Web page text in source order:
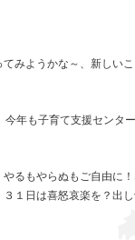
みようかな～、新しい
年も子育て支援センタ
るもやらぬもご自由に
１日は喜怒哀楽を？出し